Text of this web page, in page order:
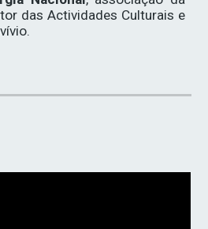
das Actividades Culturais e